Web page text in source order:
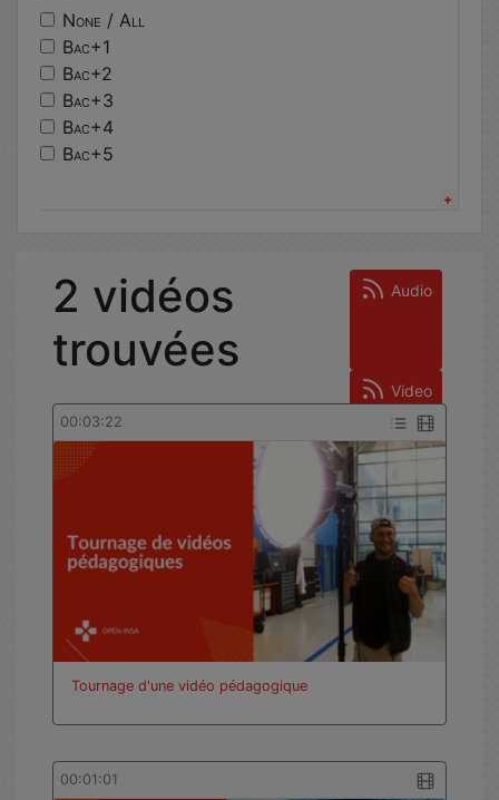
2 vidéos
trouvées
Audio
Video
Statistiques de
vues
00:03:22
Tournage d'une vidéo pédagogique
00:01:01
architecture
electromagnetisme
algorithmique
hceres
insa strasbourg
moodle
java
None / All
Bac+1
Bac+2
Bac+3
Bac+4
Bac+5
Other